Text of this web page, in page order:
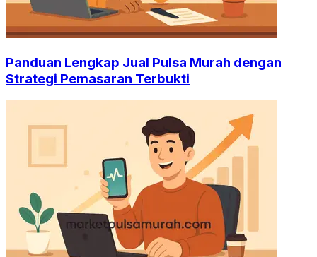
Panduan Lengkap Jual Pulsa Murah dengan
Strategi Pemasaran Terbukti